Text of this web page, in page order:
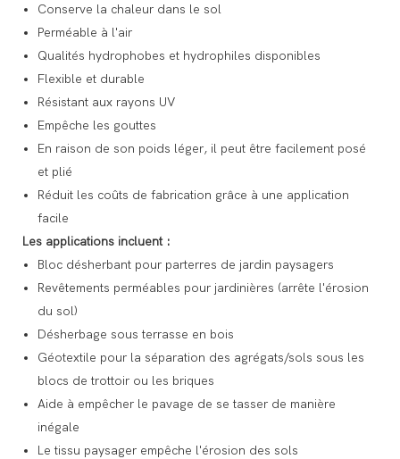
Conserve la chaleur dans le sol
Perméable à l'air
Qualités hydrophobes et hydrophiles disponibles
Flexible et durable
Résistant aux rayons UV
Empêche les gouttes
En raison de son poids léger, il peut être facilement posé
et plié
Réduit les coûts de fabrication grâce à une application
facile
Les applications incluent :
Bloc désherbant pour parterres de jardin paysagers
Revêtements perméables pour jardinières (arrête l'érosion
du sol)
Désherbage sous terrasse en bois
Géotextile pour la séparation des agrégats/sols sous les
blocs de trottoir ou les briques
Aide à empêcher le pavage de se tasser de manière
inégale
Le tissu paysager empêche l'érosion des sols